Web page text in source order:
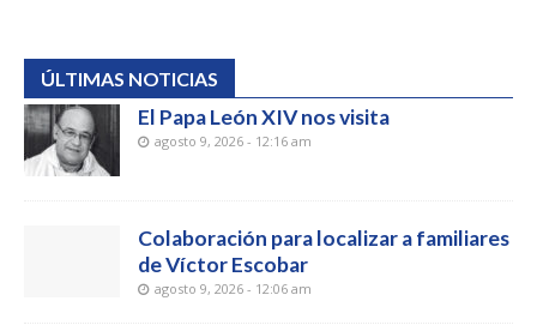
ÚLTIMAS NOTICIAS
El Papa León XIV nos visita
agosto 9, 2026 - 12:16 am
Colaboración para localizar a familiares
de Víctor Escobar
agosto 9, 2026 - 12:06 am